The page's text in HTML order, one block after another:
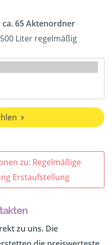
ca. 65 Aktenordner
500 Liter regelmäßig
zu: Regelmäßige
Erstaufstellung
zu uns. Die